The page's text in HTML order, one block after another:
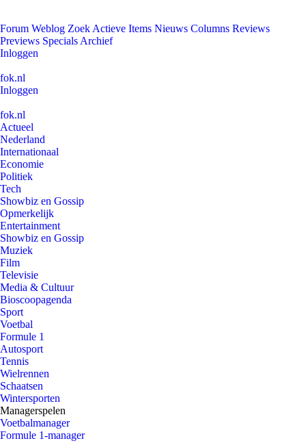
Forum Weblog Zoek Actieve Items Nieuws Columns Reviews
Previews Specials Archief
Inloggen
fok.nl
Inloggen
fok.nl
Actueel
Nederland
Internationaal
Economie
Politiek
Tech
Showbiz en Gossip
Opmerkelijk
Entertainment
Showbiz en Gossip
Muziek
Film
Televisie
Media & Cultuur
Bioscoopagenda
Sport
Voetbal
Formule 1
Autosport
Tennis
Wielrennen
Schaatsen
Wintersporten
Managerspelen
Voetbalmanager
Formule 1-manager